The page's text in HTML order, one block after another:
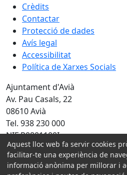
Crèdits
Contactar
Protecció de dades
Avís legal
Accessibilitat
Política de Xarxes Socials
Ajuntament d'Avià
Av. Pau Casals, 22
08610 Avià
Tel. 938 230 000
NIF P0801100I
Amb la col·laboració de:
Aquest lloc web fa servir cookies
facilitar-te una experiència de
informació anònima per millorar i